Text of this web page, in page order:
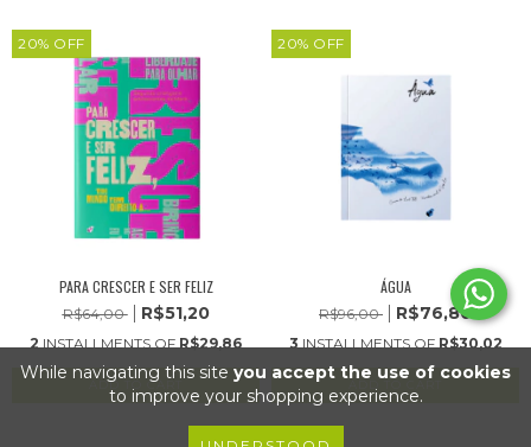
While navigating this site you accept the use of cookies
to improve your shopping experience.
20% OFF
PARA CRESCER E SER FELIZ
R$64,00 R$51,20
2 INSTALLMENTS OFR$29,86
20% OFF
ÁGUA
R$96,00 R$76,80
3 INSTALLMENTS OFR$30,02